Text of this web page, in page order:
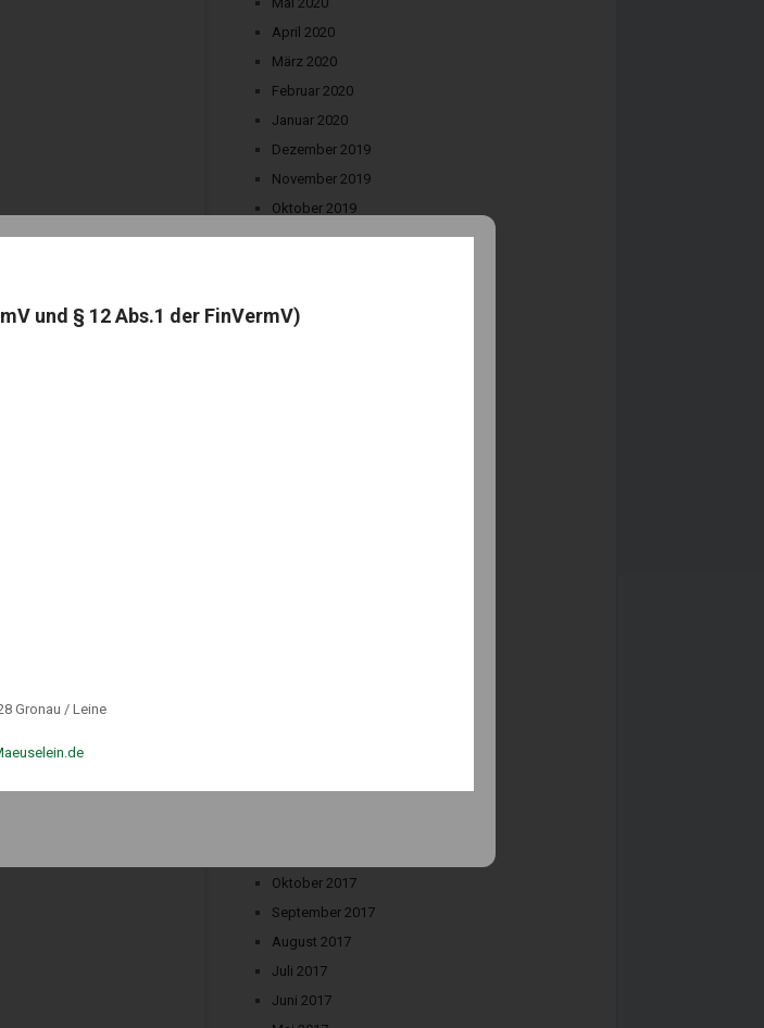
April 2020
März 2020
Februar 2020
Januar 2020
Dezember 2019
November 2019
Oktober 2019
August 2019
Mai 2019
Januar 2018
Oktober 2017
September 2017
August 2017
Juli 2017
Juni 2017
und § 12 Abs.1 der FinVermV)
Gronau / Leine